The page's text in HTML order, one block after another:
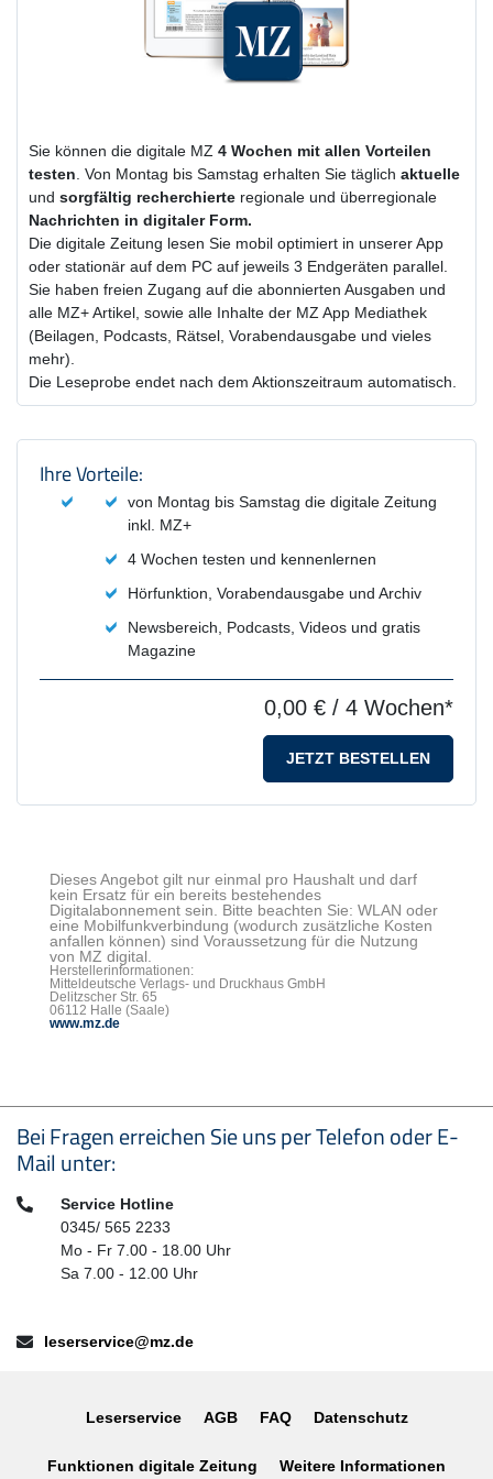
Sie können die digitale MZ 4 Wochen mit allen Vorteilen
testen. Von Montag bis Samstag erhalten Sie täglich aktuelle
und sorgfältig recherchierte regionale und überregionale
Nachrichten in digitaler Form.
Die digitale Zeitung lesen Sie mobil optimiert in unserer App
oder stationär auf dem PC auf jeweils 3 Endgeräten parallel.
Sie haben freien Zugang auf die abonnierten Ausgaben und
alle MZ+ Artikel, sowie alle Inhalte der MZ App Mediathek
(Beilagen, Podcasts, Rätsel, Vorabendausgabe und vieles
mehr).
Die Leseprobe endet nach dem Aktionszeitraum automatisch.
Produktzusammenfassung und
Ihre Vorteile:
von Montag bis Samstag die digitale Zeitung
inkl. MZ+
4 Wochen testen und kennenlernen
Hörfunktion, Vorabendausgabe und Archiv
Newsbereich, Podcasts, Videos und gratis
Magazine
0,00 € / 4 Wochen*
JETZT BESTELLEN
Dieses Angebot gilt nur einmal pro Haushalt und darf
kein Ersatz für ein bereits bestehendes
Digitalabonnement sein. Bitte beachten Sie: WLAN oder
eine Mobilfunkverbindung (wodurch zusätzliche Kosten
anfallen können) sind Voraussetzung für die Nutzung
von MZ digital.
Herstellerinformationen:
Mitteldeutsche Verlags- und Druckhaus GmbH
Delitzscher Str. 65
06112 Halle (Saale)
www.mz.de
Seitenfußbereich
Bei Fragen erreichen Sie uns per Telefon oder E-
Mail unter:
Telefon:Service Hotline
0345/ 565 2233
Mo - Fr 7.00 - 18.00 Uhr
Sa 7.00 - 12.00 Uhr
E-Mail:leserservice@mz.de
Leserservice AGB FAQ Datenschutz
Funktionen digitale Zeitung Weitere Informationen